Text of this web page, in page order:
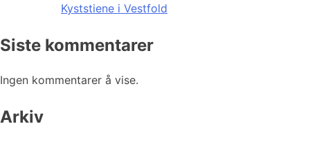
Kyststiene i Vestfold
Siste kommentarer
Ingen kommentarer å vise.
Arkiv